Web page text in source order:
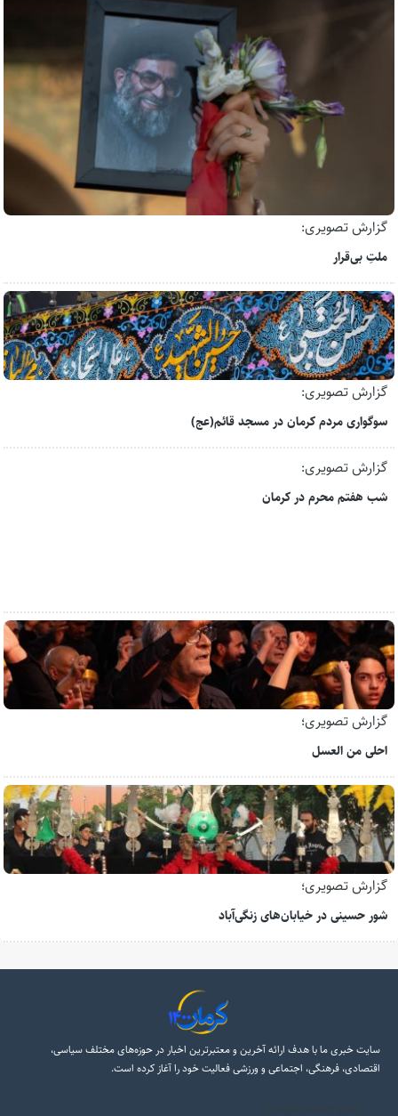
گزارش تصویری:
ملتِ بی‌قرار
گزارش تصویری:
سوگواری مردم کرمان در مسجد قائم(عج)
گزارش تصویری:
شب هفتم محرم در کرمان
گزارش تصویری؛
احلی من العسل
گزارش تصویری؛
شور حسینی در خیابان‌های زنگی‌آباد
سایت خبری ما با هدف ارائه آخرین و معتبرترین اخبار در حوزه‌های مختلف سیاسی،
اقتصادی، فرهنگی، اجتماعی و ورزشی فعالیت خود را آغاز کرده است.